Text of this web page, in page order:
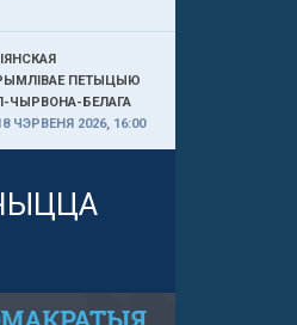
ПЕТЫЦЫЮ
ЧЫРВОНА-БЕЛАГА
ЧЭРВЕНЯ 2026, 16:00